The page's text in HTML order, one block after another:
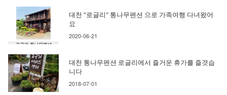
대천 "로글리" 통나무펜션 으로 가족여행 다녀왔어
요
2020-06-21
대천 통나무펜션 로글리에서 즐거운 휴가를 즐겻습
니다
2018-07-01